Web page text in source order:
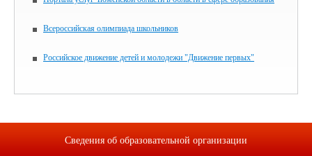
Всероссийская олимпиада школьников
Российское движение детей и молодежи "Движение первых"
Сведения об образовательной организации